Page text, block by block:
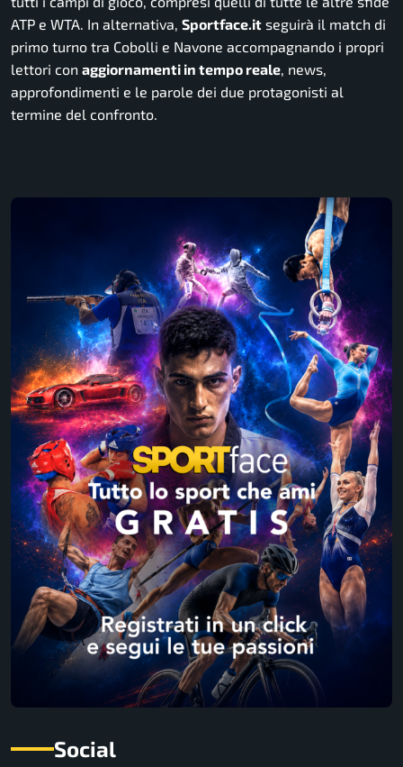
ATP e WTA. In alternativa, Sportface.it seguirà il match di
primo turno tra Cobolli e Navone accompagnando i propri
lettori con aggiornamenti in tempo reale, news,
approfondimenti e le parole dei due protagonisti al
termine del confronto.
Social